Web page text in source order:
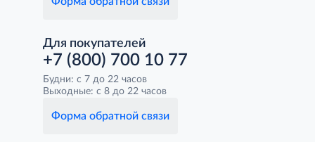
Для покупателей
+7 (800) 700 10 77
Будни: с 7 до 22 часов
Выходные: с 8 до 22 часов
Форма обратной связи